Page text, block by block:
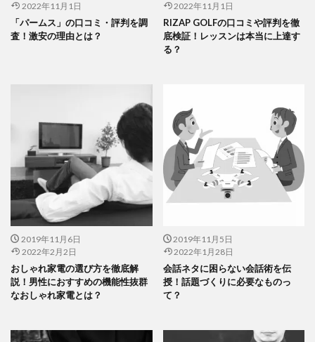
2022年11月1日
「パームス」の口コミ・評判を調
査！激安の理由とは？
2022年11月1日
RIZAP GOLFの口コミや評判を徹
底検証！レッスンは本当に上達す
る？
2019年11月6日
2022年2月2日
おしゃれ家電の選び方を徹底解
説！男性におすすめの機能性抜群
なおしゃれ家電とは？
2019年11月5日
2022年1月28日
会話ネタに困らない会話術を伝
授！話題づくりに必要なものっ
て？